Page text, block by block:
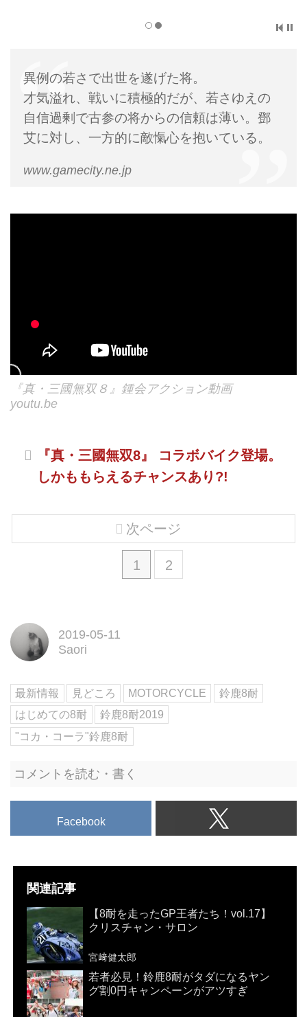
異例の若さで出世を遂げた将。
才気溢れ、戦いに積極的だが、若さゆえの
自信過剰で古参の将からの信頼は薄い。鄧
艾に対し、一方的に敵愾心を抱いている。
www.gamecity.ne.jp
『真・三國無双８』鍾会アクション動画
youtu.be
『真・三國無双8』 コラボバイク登場。
しかももらえるチャンスあり?!
1 2
次ページ
2019-05-11
Saori
最新情報 見どころ MOTORCYCLE
鈴鹿8耐
はじめての8耐
鈴鹿8耐2019
"コカ・コーラ"鈴鹿8耐
コメントを読む・書く
Facebook
関連記事
【8耐を走ったGP王者たち！vol.17】
クリスチャン・サロン
宮﨑健太郎
若者必見！鈴鹿8耐がタダになるヤン
グ割0円キャンペーンがアツすぎ